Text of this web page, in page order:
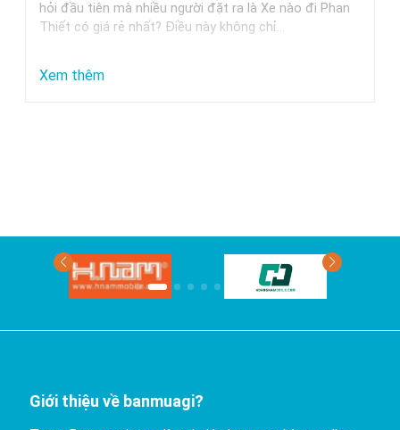
khi
di
hỏi đầu tiên mà nhiều người đặt ra là Xe nào đi Phan
Thiết có giá rẻ nhất? Điều này không chỉ…
Xem thêm:
rẻ
nhất?
Giới thiệu về banmuagi?